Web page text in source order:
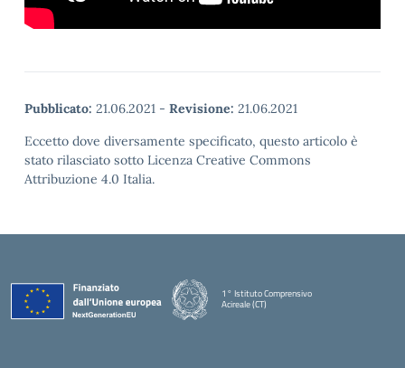
Pubblicato: 21.06.2021 - Revisione: 21.06.2021
Eccetto dove diversamente specificato, questo articolo è
stato rilasciato sotto Licenza Creative Commons
Attribuzione 4.0 Italia.
1° Istituto Comprensivo
Acireale (CT)